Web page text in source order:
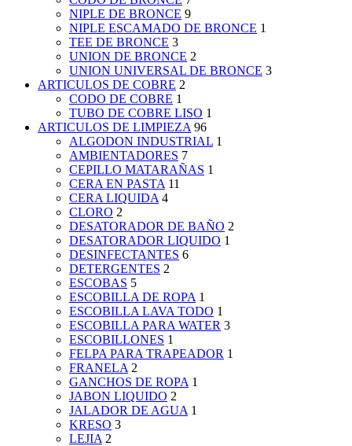
NIPLE DE BRONCE 9
NIPLE ESCAMADO DE BRONCE 1
TEE DE BRONCE 3
UNION DE BRONCE 2
UNION UNIVERSAL DE BRONCE 3
ARTICULOS DE COBRE 2
CODO DE COBRE 1
TUBO DE COBRE LISO 1
ARTICULOS DE LIMPIEZA 96
ALGODON INDUSTRIAL 1
AMBIENTADORES 7
CEPILLO MATARAÑAS 1
CERA EN PASTA 11
CERA LIQUIDA 4
CLORO 2
DESATORADOR DE BAÑO 2
DESATORADOR LIQUIDO 1
DESINFECTANTES 6
DETERGENTES 2
ESCOBAS 5
ESCOBILLA DE ROPA 1
ESCOBILLA LAVA TODO 1
ESCOBILLA PARA WATER 3
ESCOBILLONES 1
FELPA PARA TRAPEADOR 1
FRANELA 2
GANCHOS DE ROPA 1
JABON LIQUIDO 2
JALADOR DE AGUA 1
KRESO 3
LEJIA 2